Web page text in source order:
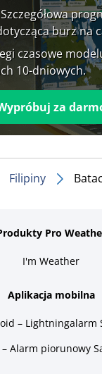
Szczegółowa
burz na
czasowe
10-dniowych.
za
Filipiny
Pro
I'm Weather
Aplikacja mobilna
– Lightningalarm
– Alarm piorunowy